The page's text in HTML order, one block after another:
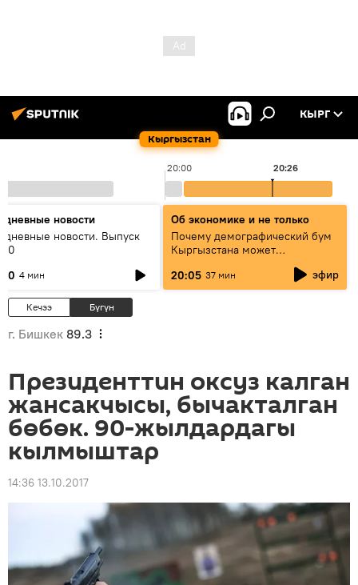
Кыргызстан
КЫРГ
20:00 20:26
новости
новости. Выпуск
4 мин
Об экономике и не только
Почему демографический бум
Кыргызстана может
превратиться в проблему и как
этого избежать
20:05 37 мин эфир
Кечээ Бүгүн
г. Бишкек 89.3
Президенттин оксуз калган
жансакчысы, бычакталган
бөбөк. 90-жылдардагы
кылмыштар
14:36 13.10.2017